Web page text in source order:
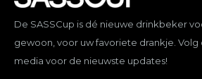
De SASSCup is dé nieuwe drinkbeker
gewoon, voor uw favoriete drankje. Volg
media voor de nieuwste updates!